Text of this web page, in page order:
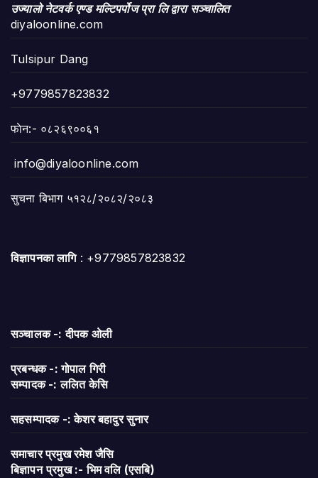
उज्यालो नेटवर्क एण्ड मल्टिपर्पोज प्रा लि द्वारा सञ्चालित
diyaloonline.com
Tulsipur Dang
+9779857823832
फाेन:- ०८२६९००६१
info@diyaloonline.com
सुचना बिभाग ५१२८/२०८२/२०८३
विज्ञापनका लागि: +9779857823832
सञ्चालक -: दीपक ओली
प्रबन्धक -: गोपाल गिरी
सम्पादक -: ललित केसि
सहसम्पादक -: केशर बहादुर सुनार
समाचार प्रमुख रमेश जैसि
बिज्ञापन प्रमुख :- भिम वलि (एसबि)